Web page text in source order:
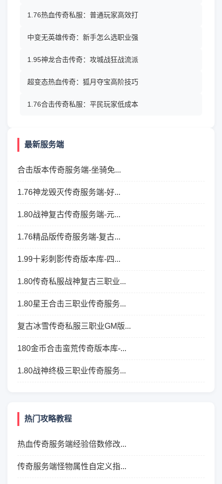
1.76热血传奇私服：普通玩家高效打
中变无英雄传奇：新手怎么选职业强
1.95神龙合击传奇：攻城战狂战流派
超变态热血传奇：狐月夺宝高阶技巧
1.76合击传奇私服：平民玩家低成本
最新服务端
合击版本传奇服务端-坐骑免...
1.76神龙毁灭传奇服务端-好...
1.80战神复古传奇服务端-元...
1.76精品版传奇服务端-复古...
1.99十彩刺影传奇版本库-四...
1.80传奇私服战神复古三职业...
1.80星王合击三职业传奇服务...
复古冰雪传奇私服三职业GM版...
180金币合击蛮荒传奇版本库-...
1.80战神终极三职业传奇服务...
热门攻略教程
热血传奇服务端经验倍数修改...
传奇服务端怪物属性自定义指...